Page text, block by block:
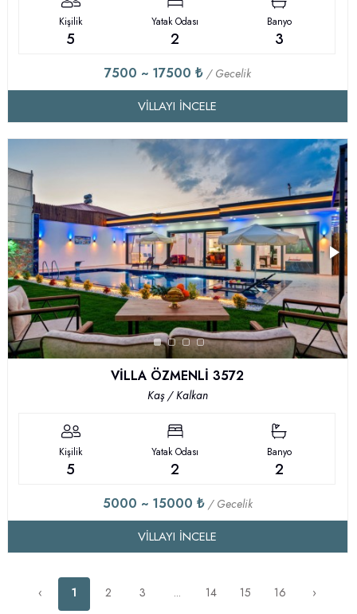
Kişilik
5
Yatak Odası
2
Banyo
3
7500 ~ 17500 ₺ / Gecelik
VILLAYI İNCELE
VİLLA ÖZMENLİ 3572
Kaş / Kalkan
Kişilik
5
Yatak Odası
2
Banyo
2
5000 ~ 15000 ₺ / Gecelik
VILLAYI İNCELE
‹ 1 2 3 ... 14 15 16 ›